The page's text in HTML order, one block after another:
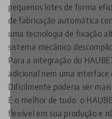
pequenos lotes de forma
de fabricação automática
uma tecnologia de fixação
sistema mecânico
Para a integração do
adicional nem uma interface
Dificilmente poderia ser
E o melhor de tudo: o
flexível em sua produção e